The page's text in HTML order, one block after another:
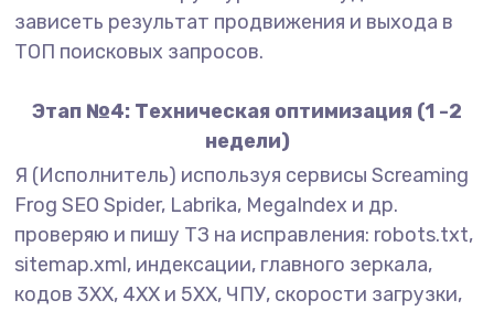
зависеть результат продвижения и выхода в
ТОП поисковых запросов.
Этап №4: Техническая оптимизация (1 -2
недели)
Я (Исполнитель) используя сервисы Screaming
Frog SEO Spider, Labrika, MegaIndex и др.
проверяю и пишу ТЗ на исправления: robots.txt,
sitemap.xml, индексации, главного зеркала,
кодов 3XX, 4XX и 5XX, ЧПУ, скорости загрузки,